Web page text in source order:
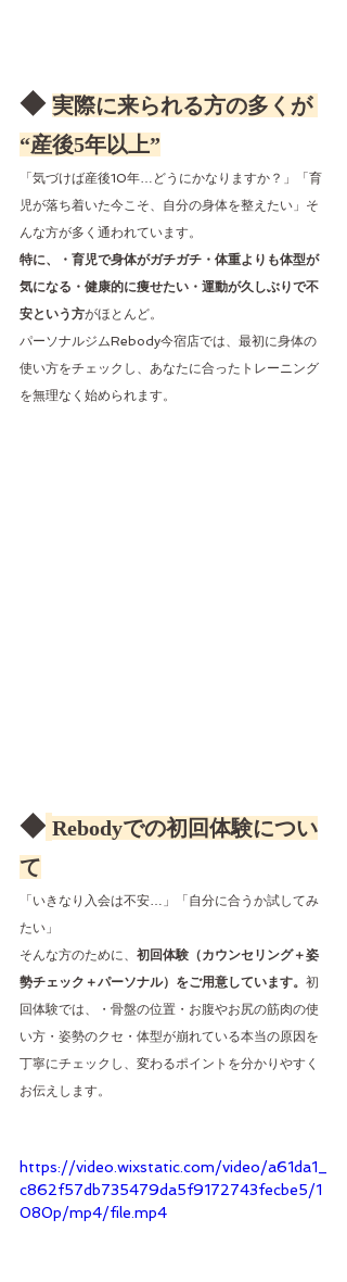
◆ 実際に来られる方の多くが
“産後5年以上”
「気づけば産後10年…どうにかなりますか？」「育
児が落ち着いた今こそ、自分の身体を整えたい」そ
んな方が多く通われています。
特に、・育児で身体がガチガチ・体重よりも体型が
気になる・健康的に痩せたい・運動が久しぶりで不
安という方がほとんど。
パーソナルジムRebody今宿店では、最初に身体の
使い方をチェックし、あなたに合ったトレーニング
を無理なく始められます。
◆ Rebodyでの初回体験につい
て
「いきなり入会は不安…」「自分に合うか試してみ
たい」
そんな方のために、 初回体験（カウンセリング＋姿
勢チェック＋パーソナル）をご用意しています。 初
回体験では、・骨盤の位置・お腹やお尻の筋肉の使
い方・姿勢のクセ・体型が崩れている本当の原因を
丁寧にチェックし、変わるポイントを分かりやすく
お伝えします。
https://video.wixstatic.com/video/a61da1_
c862f57db735479da5f9172743fecbe5/1
080p/mp4/file.mp4